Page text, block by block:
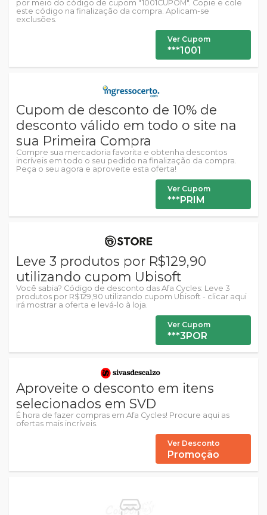
por meio do código de cupom "1001CUPOM". Copie e cole
este código na finalização da compra. Aplicam-se
exclusões.
Ver Cupom
***1001
Cupom de desconto de 10% de
desconto válido em todo o site na
sua Primeira Compra
Compre sua mercadoria favorita e obtenha descontos
incríveis em todo o seu pedido na finalização da compra.
Peça o seu agora e aproveite esta oferta!
Ver Cupom
***PRIM
Leve 3 produtos por R$129,90
utilizando cupom Ubisoft
Você sabia? Código de desconto das Afa Cycles: Leve 3
produtos por R$129,90 utilizando cupom Ubisoft - clicar aqui
irá mostrar a oferta e levá-lo à loja.
Ver Cupom
***3POR
Aproveite o desconto em itens
selecionados em SVD
É hora de fazer compras em Afa Cycles! Procure aqui as
ofertas mais incríveis.
Ver Desconto
Promoção